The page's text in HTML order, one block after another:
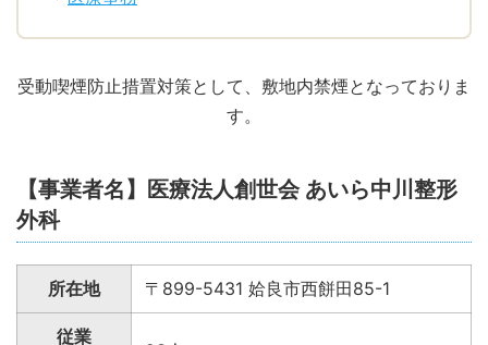
受動喫煙防止措置対策として、敷地内禁煙となっておりま
す。
【事業者名】医療法人創世会 あいら中川整形
外科
所在地 〒899-5431 姶良市西餅田85-1
従業